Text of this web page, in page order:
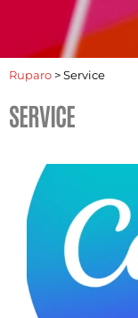
Ruparo > Service
SERVICE